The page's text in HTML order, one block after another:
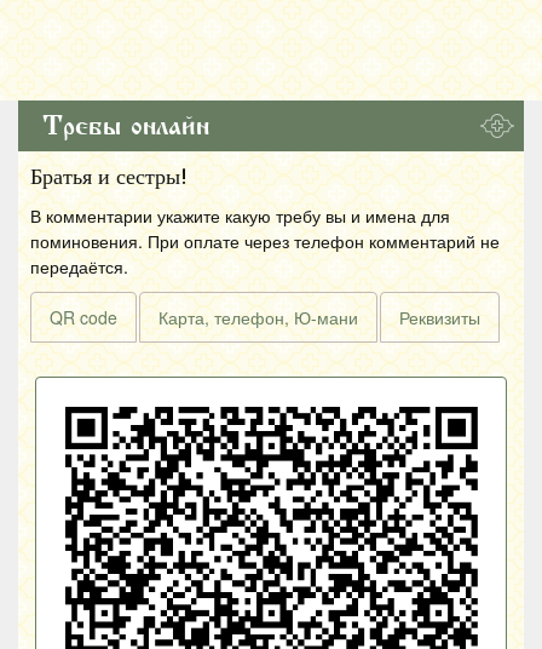
Требы онлайн
Братья и сестры!
В комментарии укажите какую требу вы и имена для
поминовения. При оплате через телефон комментарий не
передаётся.
QR code Карта, телефон, Ю-мани Реквизиты